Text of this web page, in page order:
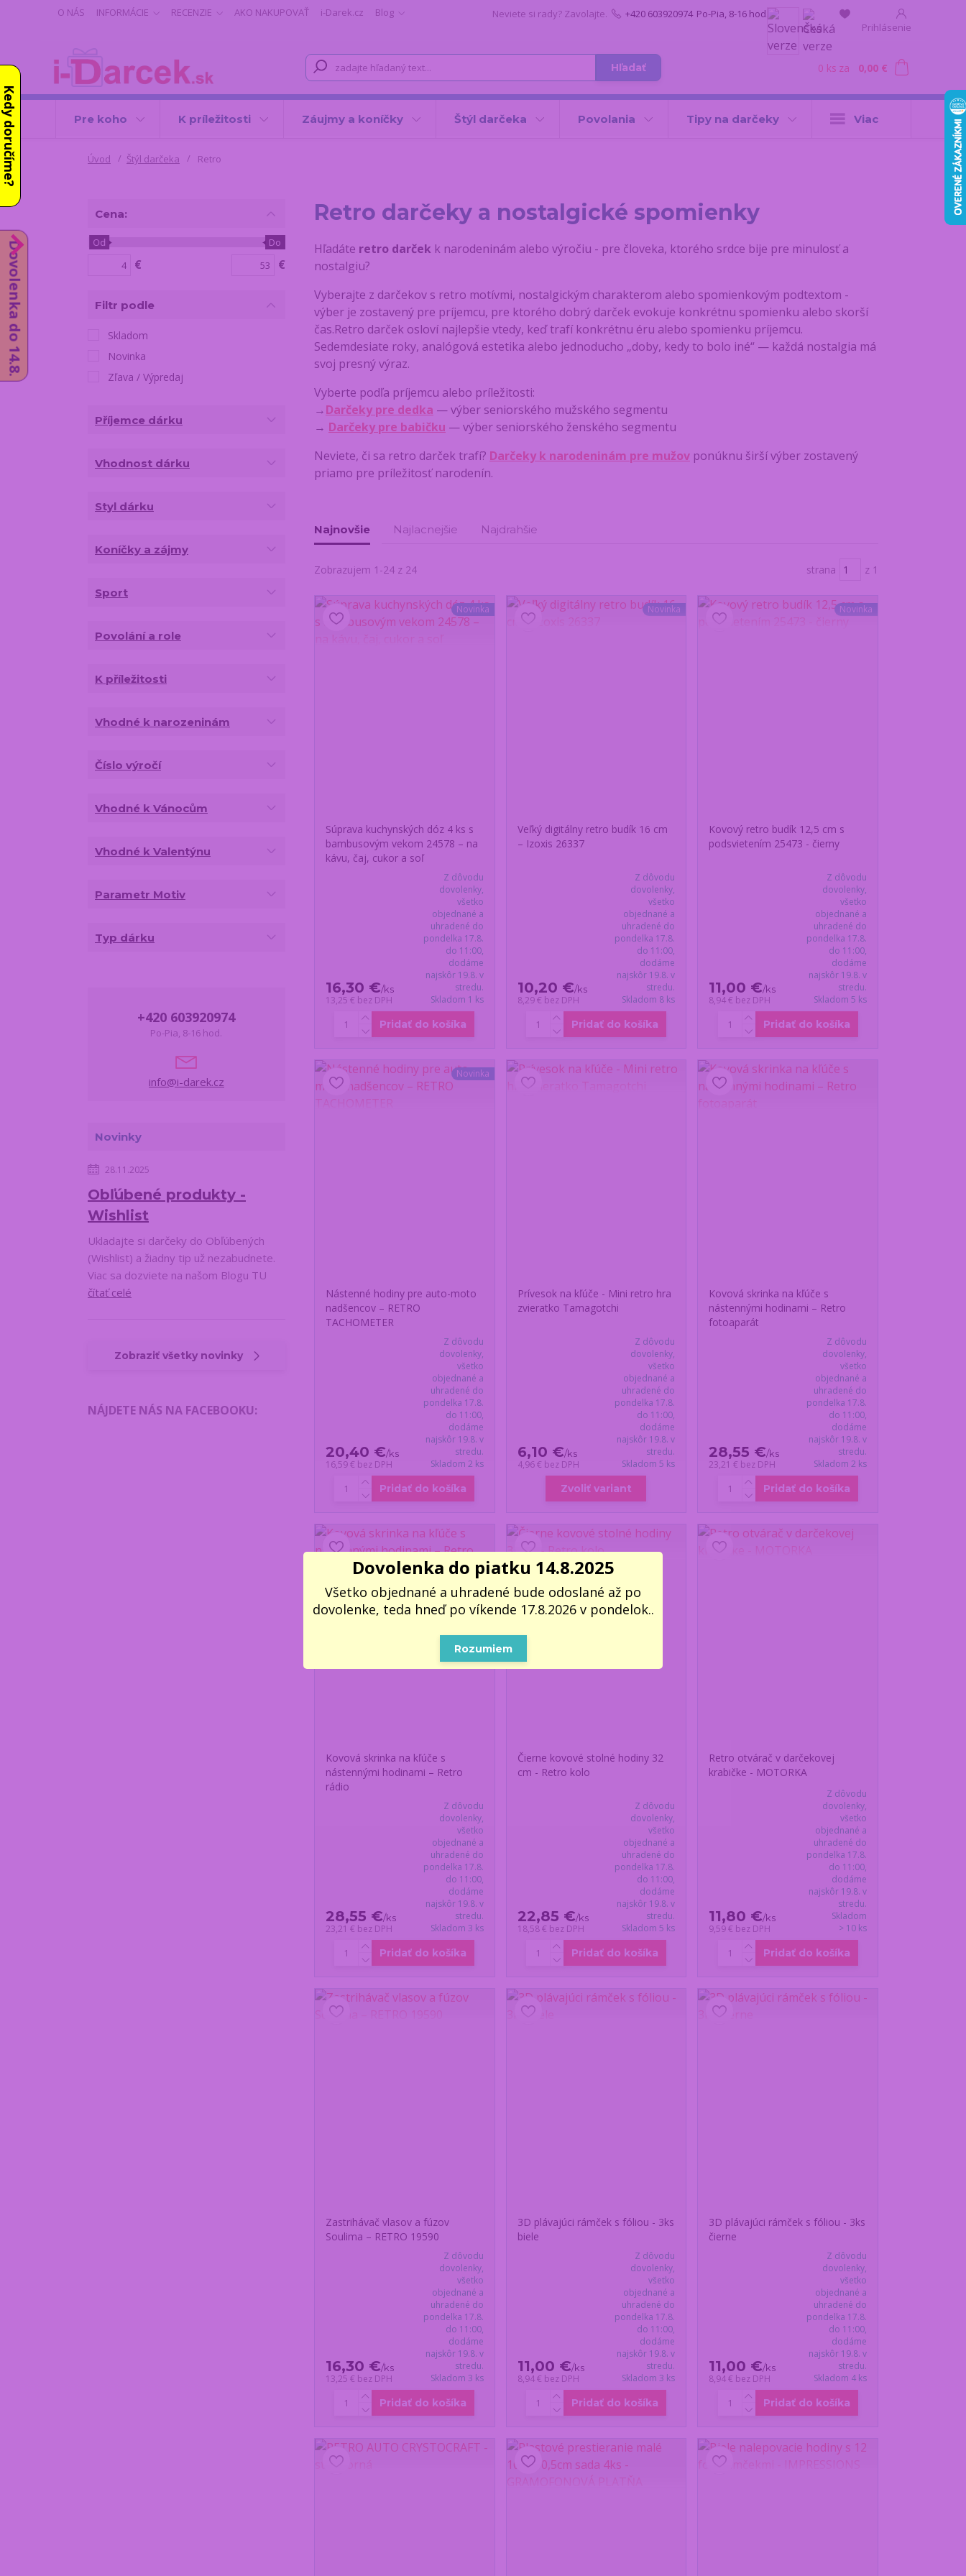
O NÁS INFORMÁCIE RECENZIE AKO NAKUPOVAŤ i-Darek.cz
Blog
Prihlásenie
Hľadať
Neviete si rady? Zavolajte. +420 603920974 Po-Pia, 8-16 hod.
0 ks za 0,00 €
Pre koho K príležitosti Záujmy a koníčky Štýl darčeka Povolania Tipy na darčeky Viac
Úvod Štýl darčeka Retro
Retro darčeky a nostalgické spomienky
Hľadáte retro darček k narodeninám alebo výročiu - pre človeka, ktorého srdce bije pre minulosť a
nostalgiu?
Vyberajte z darčekov s retro motívmi, nostalgickým charakterom alebo spomienkovým podtextom -
výber je zostavený pre príjemcu, pre ktorého dobrý darček evokuje konkrétnu spomienku alebo skorší
čas.Retro darček osloví najlepšie vtedy, keď trafí konkrétnu éru alebo spomienku príjemcu.
Sedemdesiate roky, analógová estetika alebo jednoducho „doby, kedy to bolo iné“ — každá nostalgia má
svoj presný výraz.
Vyberte podľa príjemcu alebo príležitosti:
→Darčeky pre dedka — výber seniorského mužského segmentu
→ Darčeky pre babičku — výber seniorského ženského segmentu
Neviete, či sa retro darček trafí? Darčeky k narodeninám pre mužovponúknu širší výber zostavený
priamo pre príležitosť narodenín.
Najnovšie Najlacnejšie Najdrahšie
Zobrazujem 1-24 z 24 strana z 1
Novinka
Súprava kuchynských dóz 4 ks s
bambusovým vekom 24578 – na
kávu, čaj, cukor a soľ
16,30 €/ks
13,25 € bez DPH
Z dôvodu
dovolenky,
všetko
objednané a
uhradené do
pondelka 17.8.
do 11:00,
dodáme
najskôr 19.8. v
stredu.
Skladom 1 ks
Pridať do košíka
Novinka
Veľký digitálny retro budík 16 cm
– Izoxis 26337
10,20 €/ks
8,29 € bez DPH
Z dôvodu
dovolenky,
všetko
objednané a
uhradené do
pondelka 17.8.
do 11:00,
dodáme
najskôr 19.8. v
stredu.
Skladom 8 ks
Pridať do košíka
Novinka
Kovový retro budík 12,5 cm s
podsvietením 25473 - čierny
11,00 €/ks
8,94 € bez DPH
Z dôvodu
dovolenky,
všetko
objednané a
uhradené do
pondelka 17.8.
do 11:00,
dodáme
najskôr 19.8. v
stredu.
Skladom 5 ks
Pridať do košíka
Novinka
Nástenné hodiny pre auto-moto
nadšencov – RETRO
TACHOMETER
20,40 €/ks
16,59 € bez DPH
Z dôvodu
dovolenky,
všetko
objednané a
uhradené do
pondelka 17.8.
do 11:00,
dodáme
najskôr 19.8. v
stredu.
Skladom 2 ks
Pridať do košíka
Prívesok na kľúče - Mini retro hra
zvieratko Tamagotchi
6,10 €/ks
4,96 € bez DPH
Z dôvodu
dovolenky,
všetko
objednané a
uhradené do
pondelka 17.8.
do 11:00,
dodáme
najskôr 19.8. v
stredu.
Skladom 5 ks
Zvoliť variant
Kovová skrinka na kľúče s
nástennými hodinami – Retro
fotoaparát
28,55 €/ks
23,21 € bez DPH
Z dôvodu
dovolenky,
všetko
objednané a
uhradené do
pondelka 17.8.
do 11:00,
dodáme
najskôr 19.8. v
stredu.
Skladom 2 ks
Pridať do košíka
Kovová skrinka na kľúče s
nástennými hodinami – Retro
rádio
28,55 €/ks
23,21 € bez DPH
Z dôvodu
dovolenky,
všetko
objednané a
uhradené do
pondelka 17.8.
do 11:00,
dodáme
najskôr 19.8. v
stredu.
Skladom 3 ks
Pridať do košíka
Čierne kovové stolné hodiny 32
cm - Retro kolo
22,85 €/ks
18,58 € bez DPH
Z dôvodu
dovolenky,
všetko
objednané a
uhradené do
pondelka 17.8.
do 11:00,
dodáme
najskôr 19.8. v
stredu.
Skladom 5 ks
Pridať do košíka
Retro otvárač v darčekovej
krabičke - MOTORKA
11,80 €/ks
9,59 € bez DPH
Z dôvodu
dovolenky,
všetko
objednané a
uhradené do
pondelka 17.8.
do 11:00,
dodáme
najskôr 19.8. v
stredu.
Skladom
> 10 ks
Pridať do košíka
Zastrihávač vlasov a fúzov
Soulima – RETRO 19590
16,30 €/ks
13,25 € bez DPH
Z dôvodu
dovolenky,
všetko
objednané a
uhradené do
pondelka 17.8.
do 11:00,
dodáme
najskôr 19.8. v
stredu.
Skladom 3 ks
Pridať do košíka
3D plávajúci rámček s fóliou - 3ks
biele
11,00 €/ks
8,94 € bez DPH
Z dôvodu
dovolenky,
všetko
objednané a
uhradené do
pondelka 17.8.
do 11:00,
dodáme
najskôr 19.8. v
stredu.
Skladom 3 ks
Pridať do košíka
3D plávajúci rámček s fóliou - 3ks
čierne
11,00 €/ks
8,94 € bez DPH
Z dôvodu
dovolenky,
všetko
objednané a
uhradené do
pondelka 17.8.
do 11:00,
dodáme
najskôr 19.8. v
stredu.
Skladom 4 ks
Pridať do košíka
Cena:
€
Od Do
€
Filtr podle
Skladom
Novinka
Zľava / Výpredaj
Příjemce dárku
Vhodnost dárku
Styl dárku
Koníčky a zájmy
Sport
Povolání a role
K příležitosti
Vhodné k narozeninám
Číslo výročí
Vhodné k Vánocům
Vhodné k Valentýnu
Parametr Motiv
Typ dárku
+420 603920974
Po-Pia, 8-16 hod.
info@i-darek.cz
Novinky
28.11.2025
Obľúbené produkty -
Wishlist
Ukladajte si darčeky do Obľúbených
(Wishlist) a žiadny tip už nezabudnete.
Viac sa dozviete na našom Blogu TU
čítať celé
Zobraziť všetky novinky
NÁJDETE NÁS NA FACEBOOKU:
Dovolenka do piatku 14.8.2025
Všetko objednané a uhradené bude odoslané až po
dovolenke, teda hneď po víkende 17.8.2026 v pondelok..
Rozumiem
Dovolenka do 14.8.
Kedy doručíme?